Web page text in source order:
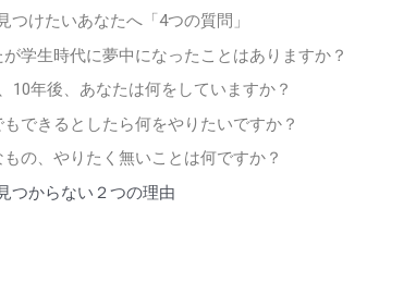
つけたいあなたへ「4つの質問」
が学生時代に夢中になったことはありますか？
10年後、あなたは何をしていますか？
もできるとしたら何をやりたいですか？
もの、やりたく無いことは何ですか？
つからない２つの理由